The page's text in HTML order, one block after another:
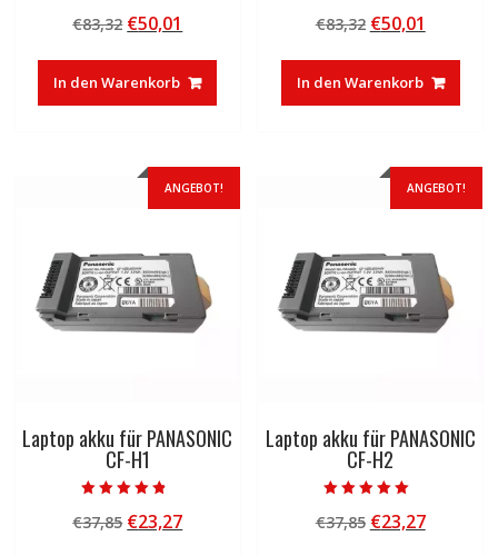
5.00
von 5
€83,32 Ursprünglicher
war:
€83,32
€50,01
ist:
€50,01.
In den Warenkorb
4.50
von 5
€83,32 Ursprünglicher
war:
€83,32
€50,01
ist:
€50,01.
In den Warenkorb
ANGEBOT!
Laptop akku für PANASONIC
CF-H1
4.50
von 5
€37,85 Ursprünglicher
€23,27Aktueller
ANGEBOT!
Laptop akku für PANASONIC
CF-H2
5.00
von 5
€37,85 Ursprünglicher
€23,27